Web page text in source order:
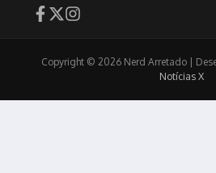
Copyright © 2026 Nerd Arretado |
Notícias X